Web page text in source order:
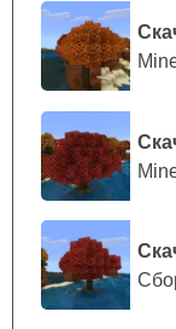
он сможет взят
любой момент
противников.